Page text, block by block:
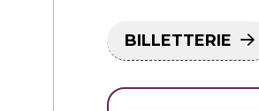
BILLETTERIE